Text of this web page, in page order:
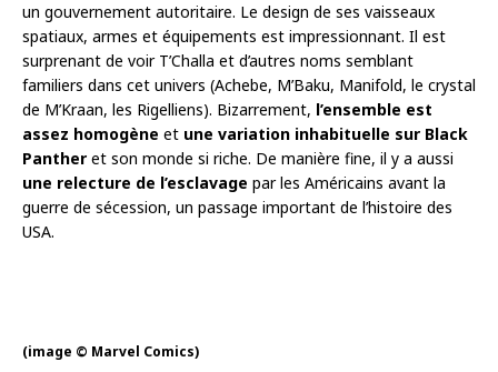
un gouvernement autoritaire. Le design de ses vaisseaux
spatiaux, armes et équipements est impressionnant. Il est
surprenant de voir T’Challa et d’autres noms semblant
familiers dans cet univers (Achebe, M’Baku, Manifold, le crystal
de M’Kraan, les Rigelliens). Bizarrement, l’ensemble est
assez homogène et une variation inhabituelle sur Black
Panther et son monde si riche. De manière fine, il y a aussi
une relecture de l’esclavage par les Américains avant la
guerre de sécession, un passage important de l’histoire des
USA.
(image © Marvel Comics)